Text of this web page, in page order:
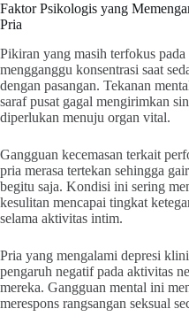
Faktor Psikologis yang
Pria
Pikiran yang masih terfokus pada
mengganggu konsentrasi saat
dengan pasangan. Tekanan
saraf pusat gagal mengirimkan
diperlukan menuju organ vital.
Gangguan kecemasan terkait
pria merasa tertekan sehingga
begitu saja. Kondisi ini sering
kesulitan mencapai tingkat
selama aktivitas intim.
Pria yang mengalami depresi
pengaruh negatif pada aktivitas
mereka. Gangguan mental ini
merespons rangsangan seksual